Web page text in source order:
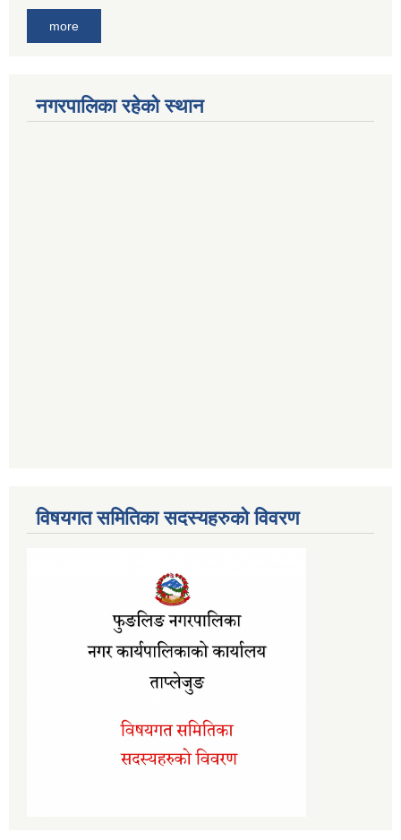
more
नगरपालिका रहेको स्थान
विषयगत समितिका सदस्यहरुको विवरण